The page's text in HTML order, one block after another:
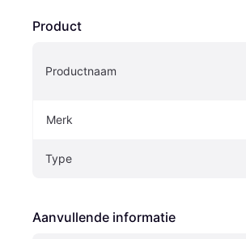
Product
Productnaam
Merk
Type
Aanvullende informatie